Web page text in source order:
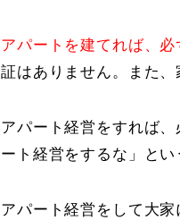
アパートを建てれば、
証はありません。また
アパート経営をすれば
ート経営をするな」とい
アパート経営をして大家